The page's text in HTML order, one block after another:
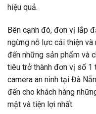
hiệu quả.
Bên cạnh đó, đơn vị lắp
ngừng nỗ lực cải thiện
đến những sản phẩm và
tiêu trở thành đơn vị số
camera an ninh tại Đà
đến cho khách hàng
mật và tiện lợi nhất.